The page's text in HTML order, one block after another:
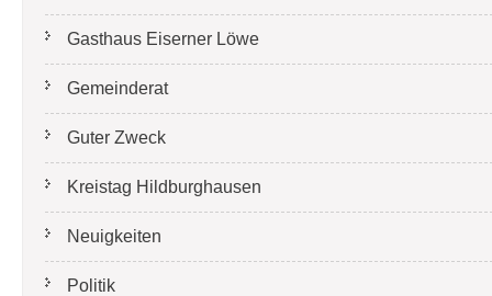
Gasthaus Eiserner Löwe
Gemeinderat
Guter Zweck
Kreistag Hildburghausen
Neuigkeiten
Politik